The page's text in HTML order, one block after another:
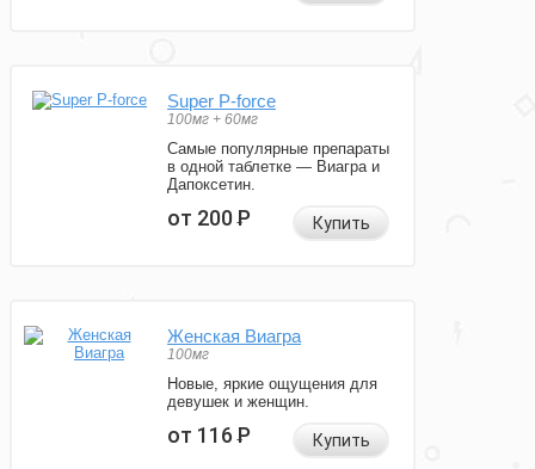
Super P-force
100мг + 60мг
Самые популярные препараты
в одной таблетке — Виагра и
Дапоксетин.
от 200Р Купить
Женская Виагра
100мг
Новые, яркие ощущения для
девушек и женщин.
от 116Р Купить